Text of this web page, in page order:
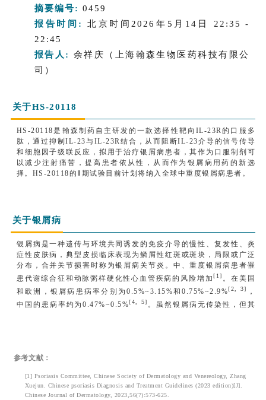
摘要编号: 0459
报告时间:
北京时间2026年5月14日 22:35 -
22:45
报告人:
余祥庆（上海翰森生物医药科技有限公
司）
关于HS-20118
HS-20118是翰森制药自主研发的一款选择性靶向IL-23R的口服多
肽，通过抑制IL-23与IL-23R结合，从而阻断IL-23介导的信号传导
和细胞因子级联反应，拟用于治疗银屑病患者，其作为口服制剂可
以减少注射痛苦，提高患者依从性，从而作为银屑病用药的新选
择。HS-20118的Ⅱ期试验目前计划将纳入全球中重度银屑病患者。
关于银屑病
银屑病是一种遗传与环境共同诱发的免疫介导的慢性、复发性、炎
症性皮肤病，典型皮损临床表现为鳞屑性红斑或斑块，局限或广泛
分布，合并关节损害时称为银屑病关节炎。中、重度银屑病患者罹
患代谢综合征和动脉粥样硬化性心血管疾病的风险增加[1] 。在美国
和欧洲，银屑病患病率分别为0.5%~3.15%和0.75%~2.9%[2, 3]
，
中国的患病率约为0.47%~0.5%[4, 5] 。虽然银屑病无传染性，但其
药物治疗等
受到治疗时长和不良反应的限制。中重度银屑病患者则需要联用光
疗或系统药物治疗：治疗耗时、器官毒性等不良反应限制了光疗及
传统系统治疗药物的应用，生物制剂虽然靶向作用特异性强、起效
参考文献：
[1] Psoriasis Committee, Chinese Society of Dermatology and Venereology, Zhang
Xuejun. Chinese psoriasis Diagnosis and Treatment Guidelines (2023 edition)[J].
Chinese Journal of Dermatology, 2023,56(7):573-625.